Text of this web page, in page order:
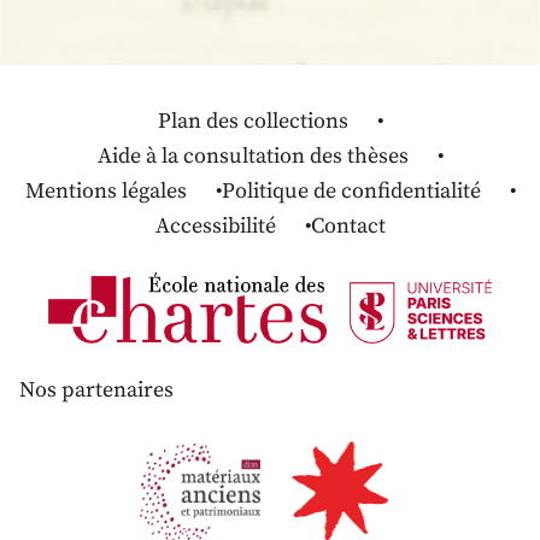
Plan des collections
Aide à la consultation des thèses
Mentions légales
Politique de confidentialité
Accessibilité
Contact
Nos partenaires